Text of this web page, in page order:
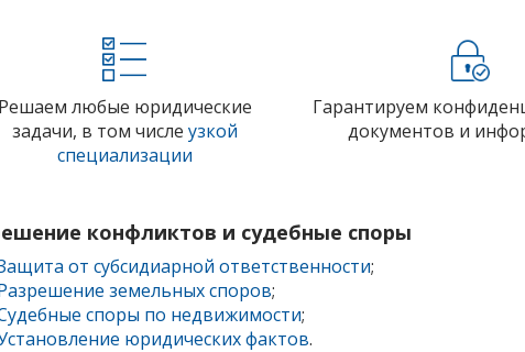
Решаем любые юридические
задачи, в том числе узкой
специализации
Гарантируем
документов и
конфликтов и судебные споры
от субсидиарной ответственности;
земельных споров;
споры по недвижимости;
юридических фактов.